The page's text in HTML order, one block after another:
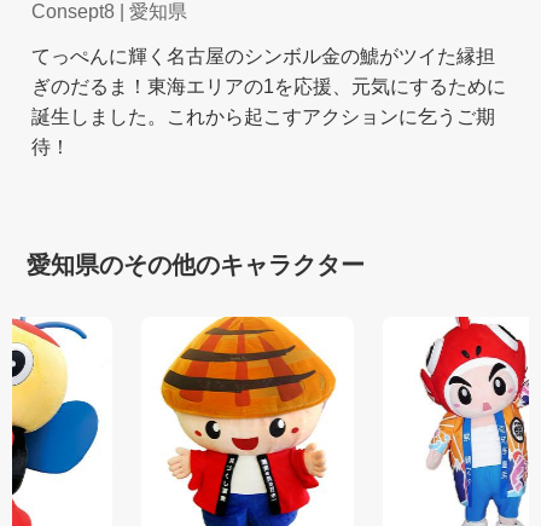
Consept8 | 愛知県
てっぺんに輝く名古屋のシンボル金の鯱がツイた縁担
ぎのだるま！東海エリアの1を応援、元気にするために
誕生しました。これから起こすアクションに乞うご期
待！
愛知県のその他のキャラクター